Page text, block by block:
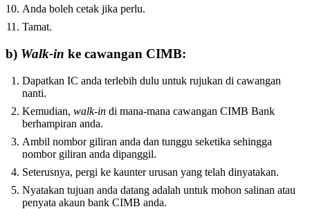
Anda boleh cetak jika perlu.
Tamat.
b) Walk-in ke cawangan CIMB:
Dapatkan IC anda terlebih dulu untuk rujukan di cawangan
nanti.
Kemudian, walk-in di mana-mana cawangan CIMB Bank
berhampiran anda.
Ambil nombor giliran anda dan tunggu seketika sehingga
nombor giliran anda dipanggil.
Seterusnya, pergi ke kaunter urusan yang telah dinyatakan.
Nyatakan tujuan anda datang adalah untuk mohon salinan atau
penyata akaun bank CIMB anda.